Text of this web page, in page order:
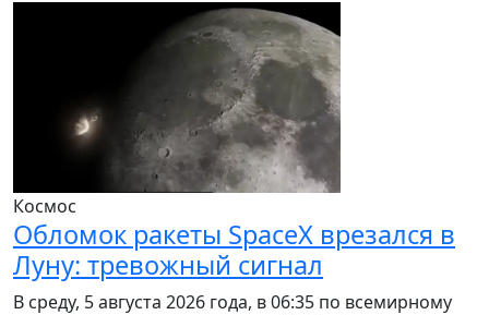
Космос
Обломок ракеты SpaceX врезался в
Луну: тревожный сигнал
В среду, 5 августа 2026 года, в 06:35 по всемирному